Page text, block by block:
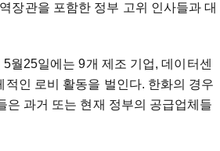
장관을 포함한 정부 고위 인사들과 대
월25일에는 9개 제조 기업, 데이터센
인 로비 활동을 벌인다. 한화의 경우
과거 또는 현재 정부의 공급업체들